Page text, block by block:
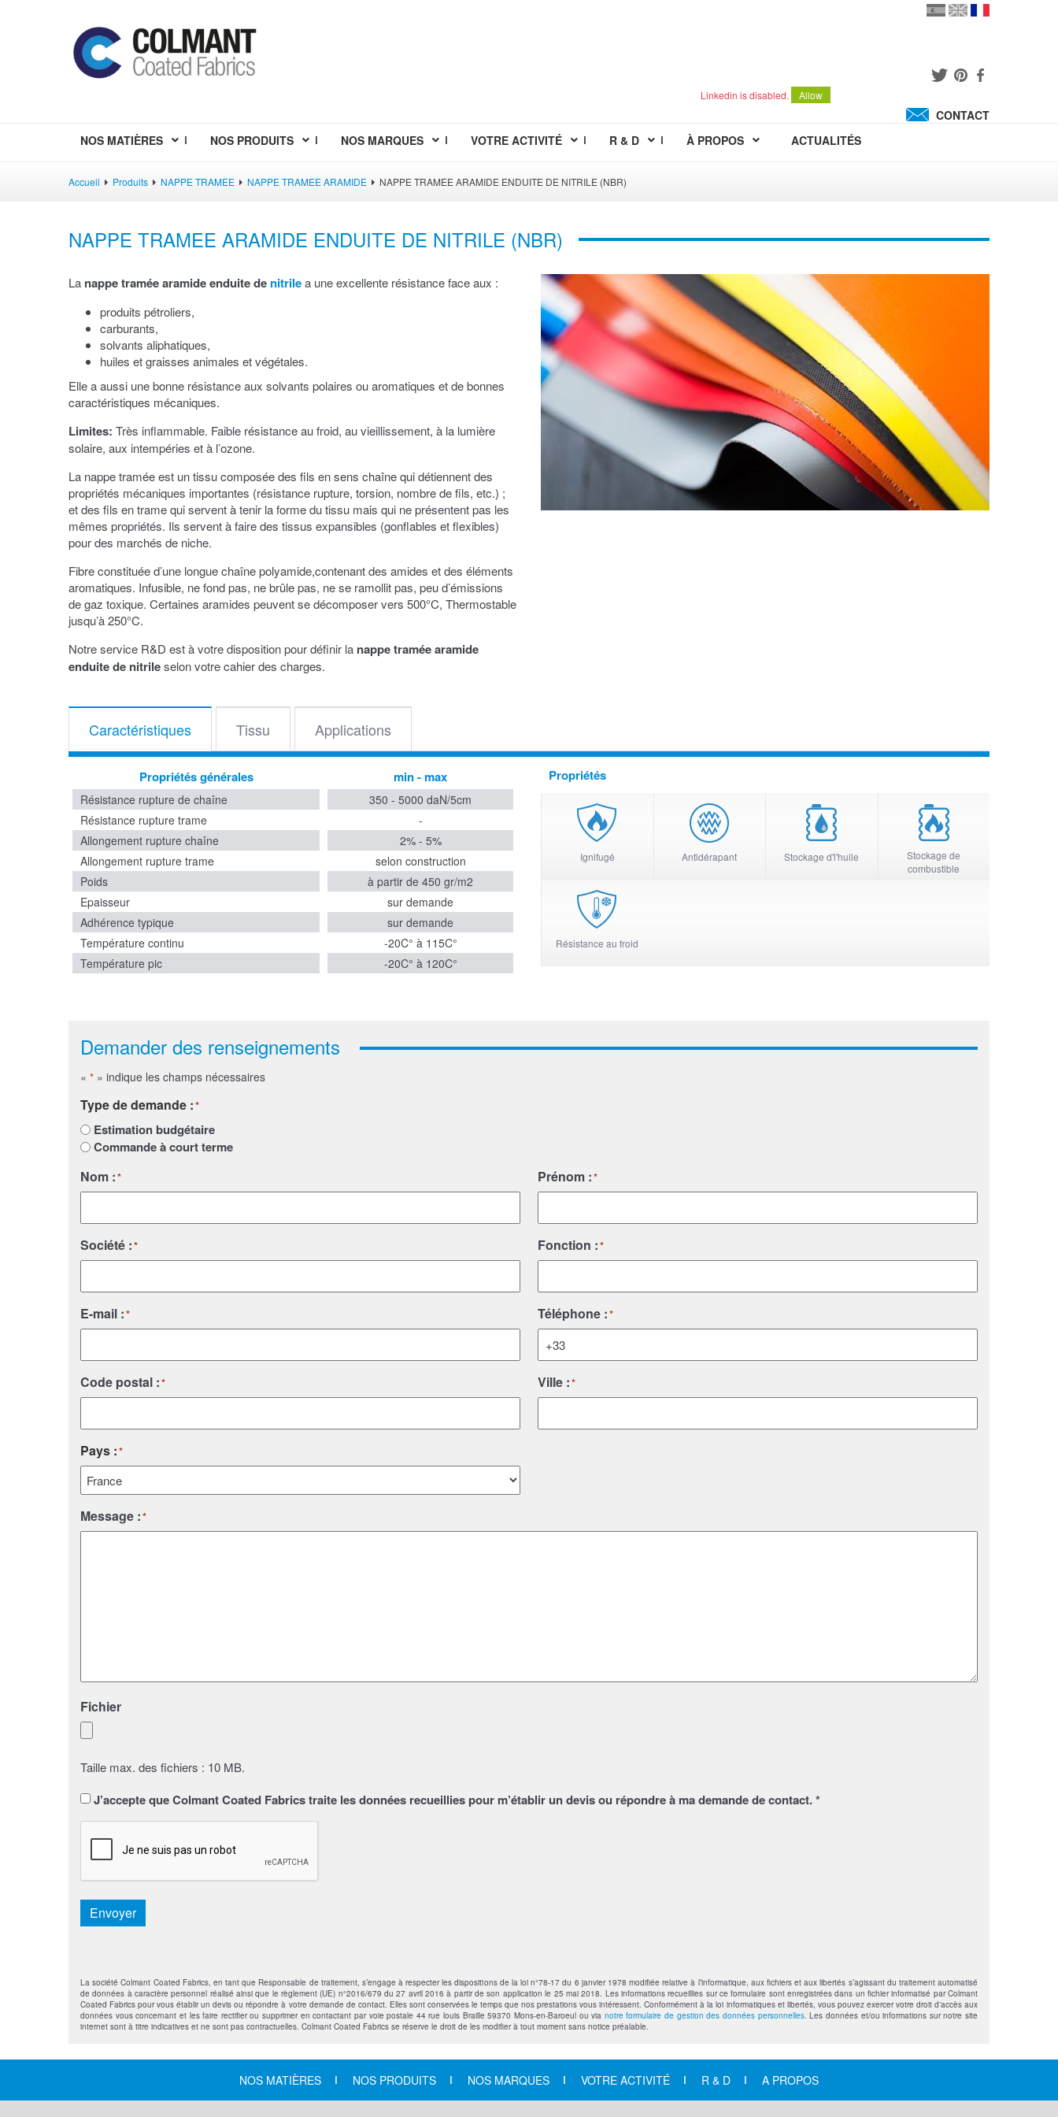
Linkedin is disabled. Allow
CONTACT
NOS MATIÈRES
NOS PRODUITS NOS MARQUES VOTRE ACTIVITÉ R & D À PROPOS ACTUALITÉS
Accueil Produits NAPPE TRAMEE NAPPE TRAMEE ARAMIDE NAPPE TRAMEE ARAMIDE ENDUITE DE NITRILE (NBR)
NAPPE TRAMEE ARAMIDE ENDUITE DE NITRILE (NBR)
La nappe tramée aramide enduite de nitrilea une excellente résistance face aux :
produits pétroliers,
carburants,
solvants aliphatiques,
huiles et graisses animales et végétales.
Elle a aussi une bonne résistance aux solvants polaires ou aromatiques et de bonnes
caractéristiques mécaniques.
Limites: Très inflammable. Faible résistance au froid, au vieillissement, à la lumière
solaire, aux intempéries et à l’ozone.
La nappe tramée est un tissu composée des fils en sens chaîne qui détiennent des
propriétés mécaniques importantes (résistance rupture, torsion, nombre de fils, etc.) ;
et des fils en trame qui servent à tenir la forme du tissu mais qui ne présentent pas les
mêmes propriétés. Ils servent à faire des tissus expansibles (gonflables et flexibles)
pour des marchés de niche.
Fibre constituée d’une longue chaîne polyamide,contenant des amides et des éléments
aromatiques. Infusible, ne fond pas, ne brûle pas, ne se ramollit pas, peu d’émissions
de gaz toxique. Certaines aramides peuvent se décomposer vers 500°C, Thermostable
jusqu’à 250°C.
Notre service R&D est à votre disposition pour définir la nappe tramée aramide
enduite de nitrileselon votre cahier des charges.
Caractéristiques Tissu Applications
Propriétés générales min - max
Résistance rupture de chaîne
350 - 5000 daN/5cm
Résistance rupture trame
-
Allongement rupture chaîne
2% - 5%
Allongement rupture trame
selon construction
Poids
à partir de 450 gr/m2
Epaisseur
sur demande
Adhérence typique
sur demande
Température continu
-20C° à 115C°
Température pic
-20C° à 120C°
Propriétés
Ignifugé Antidérapant Stockage d'l'huile
Stockage de
combustible
Résistance au froid
Demander des renseignements
« * » indique les champs nécessaires
Type de demande :*
Estimation budgétaire
Commande à court terme
Nom :* Prénom :*
Société :* Fonction :*
E-mail :* Téléphone :*
Code postal :* Ville :*
Pays :*
Message :*
Fichier
Taille max. des fichiers : 10 MB.
SansJ’accepte que Colmant Coated Fabrics traite les données recueillies pour m’établir un devis ou répondre à ma demande de contact. *
CAPTCHA
Envoyer
La société Colmant Coated Fabrics, en tant que Responsable de traitement, s’engage à respecter les dispositions de la loi n°78-17 du 6 janvier 1978 modifiée relative à l’informatique, aux fichiers et aux libertés s’agissant du traitement automatisé
de données à caractère personnel réalisé ainsi que le règlement (UE) n°2016/679 du 27 avril 2016 à partir de son application le 25 mai 2018. Les informations recueillies sur ce formulaire sont enregistrées dans un fichier informatisé par Colmant
Coated Fabrics pour vous établir un devis ou répondre à votre demande de contact. Elles sont conservées le temps que nos prestations vous intéressent. Conformément à la loi informatiques et libertés, vous pouvez exercer votre droit d'accès aux
données vous concernant et les faire rectifier ou supprimer en contactant par voie postale 44 rue louis Braille 59370 Mons-en-Baroeul ou via notre formulaire de gestion des données personnelles. Les données et/ou informations sur notre site
internet sont à titre indicatives et ne sont pas contractuelles. Colmant Coated Fabrics se réserve le droit de les modifier à tout moment sans notice préalable.
NOS MATIÈRES NOS PRODUITS NOS MARQUES VOTRE ACTIVITÉ R & D A PROPOS